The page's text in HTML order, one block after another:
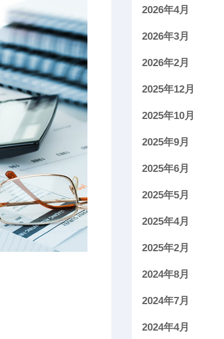
2026年4月
2026年3月
2026年2月
2025年12月
2025年10月
2025年9月
2025年6月
2025年5月
2025年4月
2025年2月
2024年8月
2024年7月
2024年4月